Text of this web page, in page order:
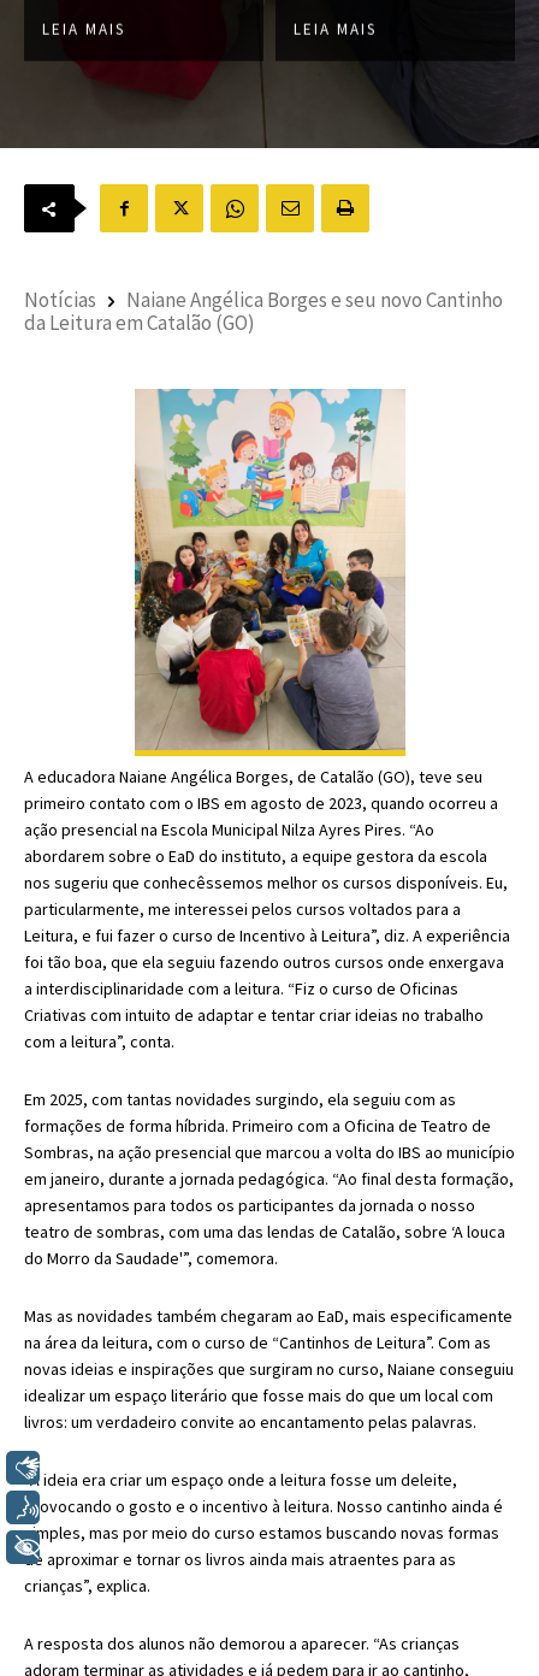
LEIA MAIS LEIA MAIS
Notícias
Naiane Angélica Borges e seu novo Cantinho
da Leitura em Catalão (GO)
A educadora Naiane Angélica Borges, de Catalão (GO), teve seu
primeiro contato com o IBS em agosto de 2023, quando ocorreu a
ação presencial na Escola Municipal Nilza Ayres Pires. “Ao
abordarem sobre o EaD do instituto, a equipe gestora da escola
nos sugeriu que conhecêssemos melhor os cursos disponíveis. Eu,
particularmente, me interessei pelos cursos voltados para a
Leitura, e fui fazer o curso de Incentivo à Leitura”, diz. A experiência
foi tão boa, que ela seguiu fazendo outros cursos onde enxergava
a interdisciplinaridade com a leitura. “Fiz o curso de Oficinas
Criativas com intuito de adaptar e tentar criar ideias no trabalho
com a leitura”, conta.
Em 2025, com tantas novidades surgindo, ela seguiu com as
formações de forma híbrida. Primeiro com a Oficina de Teatro de
Sombras, na ação presencial que marcou a volta do IBS ao município
em janeiro, durante a jornada pedagógica. “Ao final desta formação,
apresentamos para todos os participantes da jornada o nosso
teatro de sombras, com uma das lendas de Catalão, sobre ‘A louca
do Morro da Saudade'”, comemora.
Mas as novidades também chegaram ao EaD, mais especificamente
na área da leitura, com o curso de “Cantinhos de Leitura”. Com as
novas ideias e inspirações que surgiram no curso, Naiane conseguiu
idealizar um espaço literário que fosse mais do que um local com
livros: um verdadeiro convite ao encantamento pelas palavras.
“A ideia era criar um espaço onde a leitura fosse um deleite,
provocando o gosto e o incentivo à leitura. Nosso cantinho ainda é
simples, mas por meio do curso estamos buscando novas formas
de aproximar e tornar os livros ainda mais atraentes para as
crianças”, explica.
A resposta dos alunos não demorou a aparecer. “As crianças
adoram terminar as atividades e já pedem para ir ao cantinho,
Voz
+ Acessibilidade